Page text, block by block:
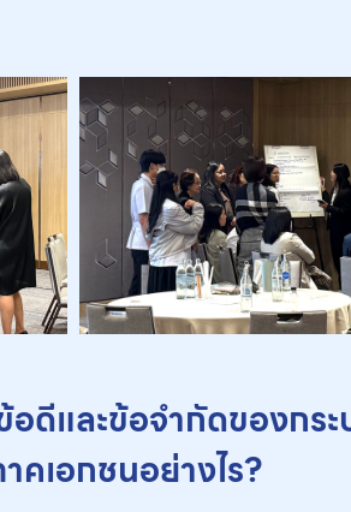
ดีและข้อจำกัดของกร
คเอกชนอย่างไร?